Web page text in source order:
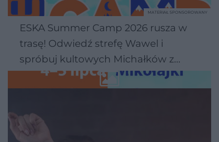
ESKA Summer Camp 2026 rusza w
trasę! Odwiedź strefę Wawel i
spróbuj kultowych Michałków z
Wawelu
MATERIAŁ SPONSOROWANY